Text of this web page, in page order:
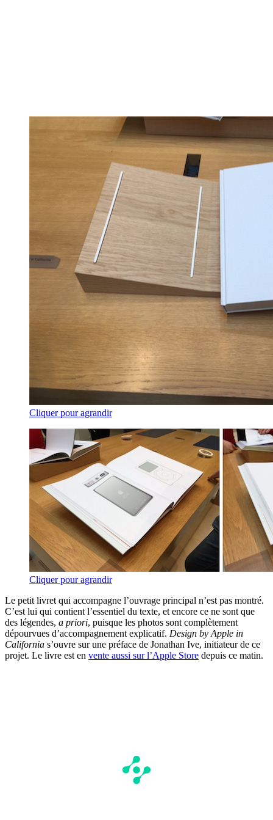
Cliquer pour agrandir
Cliquer pour agrandir
Le petit livret qui accompagne l’ouvrage principal n’est pas montré.
C’est lui qui contient l’essentiel du texte, et encore ce ne sont que
des légendes, a priori, puisque les photos sont complètement
dépourvues d’accompagnement explicatif. Design by Apple in
California s’ouvre sur une préface de Jonathan Ive, initiateur de ce
projet. Le livre est en vente aussi sur l’Apple Store depuis ce matin.